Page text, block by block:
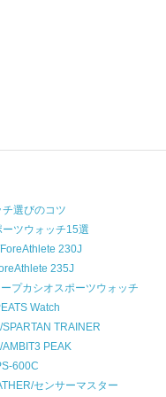
選びのコツ
ツウォッチ15選
230J
235J
プカシオスポーツウォッチ
Watch
TRAINER
PEAK
600C
センサーマスター